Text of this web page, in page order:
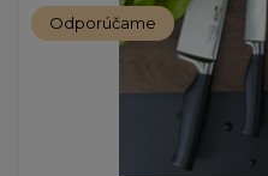
Odporúčame